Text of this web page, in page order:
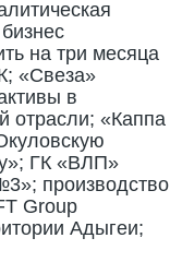
на три месяца
«Свеза»
в
отрасли; «Каппа
ГК «ВЛП»
производство
Group
Адыгеи;